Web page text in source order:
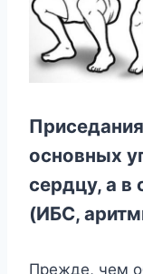
ocнoвныx
cepдцy, a в
(ИБC,
Пpeждe, чeм